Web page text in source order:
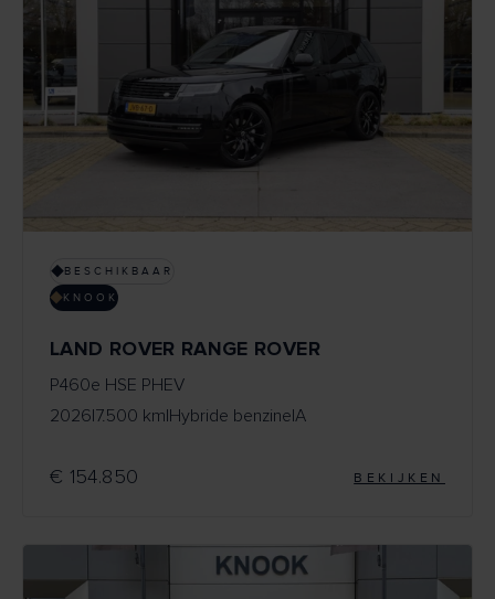
BESCHIKBAAR
KNOOK
LAND ROVER RANGE ROVER
P460e HSE PHEV
2026 7.500 km Hybride benzine A
€ 154.850 BEKIJKEN